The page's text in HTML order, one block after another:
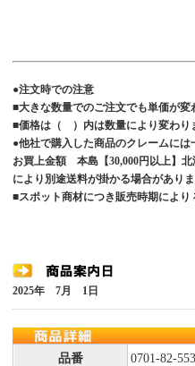
●注文時での注意
■大きな数量でのご注文でも単価が
■価格は（ ）内は数量により変わ
●他社で購入した商品のクレームには
お買上金額 本島【30,000円以上】
により別途送料が掛かる場合があ
■スポット商材につき販売時期によ
2025年 7月 1日
品番 0701-82-